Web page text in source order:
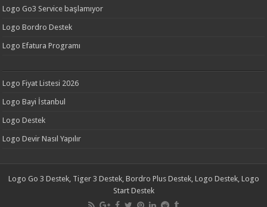
Logo Go3 Service başlamıyor
Logo Bordro Destek
Logo Efatura Programı
Logo Fiyat Listesi 2026
Logo Bayi İstanbul
Logo Destek
Logo Devir Nasıl Yapılır
Logo Go 3 Destek, Tiger 3 Destek, Bordro Plus Destek, Logo Destek, Logo
Start Destek